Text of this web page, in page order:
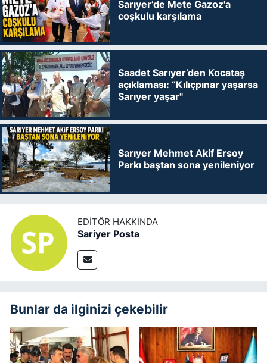
Sarıyer’de Mete Gazoz'a
coşkulu karşılama
Saadet Sarıyer’den Kocataş
açıklaması: “Kılıçpınar yaşarsa
Sarıyer yaşar"
Sarıyer Mehmet Akif Ersoy
Parkı baştan sona yenileniyor
EDITÖR HAKKINDA
Sariyer Posta
Bunlar da ilginizi çekebilir